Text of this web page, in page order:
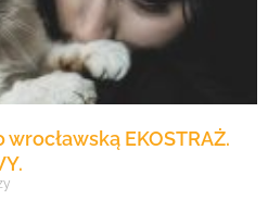
EKOSTRAŻ.